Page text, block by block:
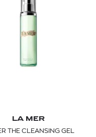
LA MER
THE CLEANSING GEL